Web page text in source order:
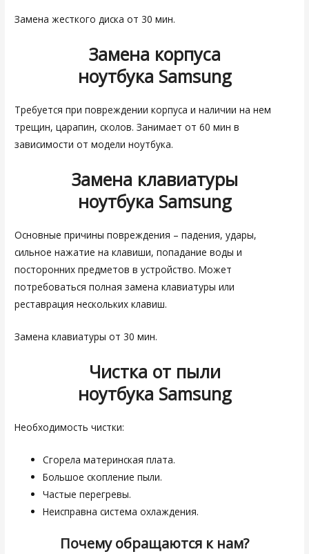
Замена жесткого диска от 30 мин.
Замена корпуса
ноутбука Samsung
Требуется при повреждении корпуса и наличии на нем
трещин, царапин, сколов. Занимает от 60 мин в
зависимости от модели ноутбука.
Замена клавиатуры
ноутбука Samsung
Основные причины повреждения – падения, удары,
сильное нажатие на клавиши, попадание воды и
посторонних предметов в устройство. Может
потребоваться полная замена клавиатуры или
реставрация нескольких клавиш.
Замена клавиатуры от 30 мин.
Чистка от пыли
ноутбука Samsung
Необходимость чистки:
Сгорела материнская плата.
Большое скопление пыли.
Частые перегревы.
Неисправна система охлаждения.
Почему обращаются к нам?